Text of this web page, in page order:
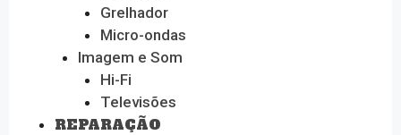
Grelhador
Micro-ondas
Imagem e Som
Hi-Fi
Televisões
REPARAÇÃO